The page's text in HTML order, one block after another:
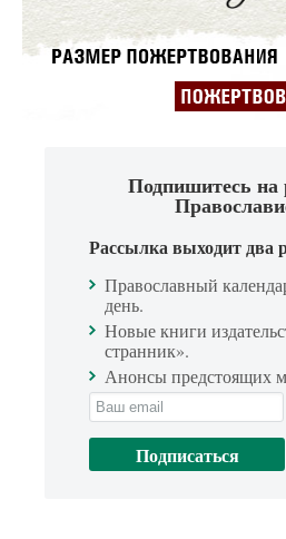
Подпишитесь на
Рассылка выходит два
Православный
день.
Новые книги
странник».
Анонсы предстоящих